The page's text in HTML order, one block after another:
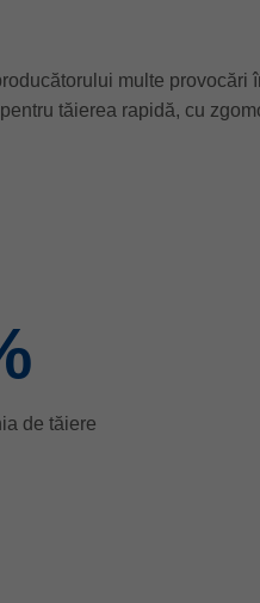
multe provocări
tăierea rapidă, cu
de tăiere